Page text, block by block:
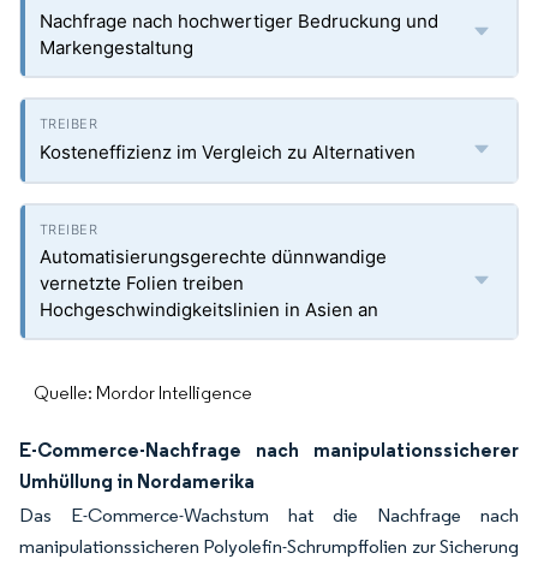
Nachfrage nach hochwertiger Bedruckung und
Markengestaltung
Kosteneffizienz im Vergleich zu Alternativen
Automatisierungsgerechte dünnwandige
vernetzte Folien treiben
Hochgeschwindigkeitslinien in Asien an
Quelle: Mordor Intelligence
E-Commerce-Nachfrage nach manipulationssicherer
Umhüllung in Nordamerika
Das E-Commerce-Wachstum hat die Nachfrage nach
manipulationssicheren Polyolefin-Schrumpffolien zur Sicherung